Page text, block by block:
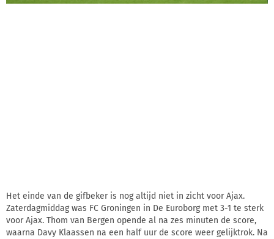
Het einde van de gifbeker is nog altijd niet in zicht voor Ajax.
Zaterdagmiddag was FC Groningen in De Euroborg met 3-1 te sterk
voor Ajax. Thom van Bergen opende al na zes minuten de score,
waarna Davy Klaassen na een half uur de score weer gelijktrok. Na